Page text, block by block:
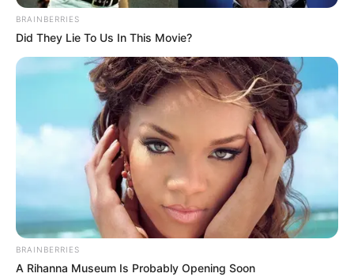
ΥΓΕΙΑ
Καρδιολόγος λέει την αλήθεια για τη
χοληστερόλη και τις στατίνες
Καρδιολόγος λέει την αλήθεια για τη χοληστερόλη και τις
στατίνες.. Μια γνώμη ενός επιστήμονα καρδιολόγου που
διαφέρει από τη συνηθισμένη άποψη που έχουμε για το...
BRAINBERRIES
Did They Lie To Us In This Movie?
BRAINBERRIES
A Rihanna Museum Is Probably Opening Soon